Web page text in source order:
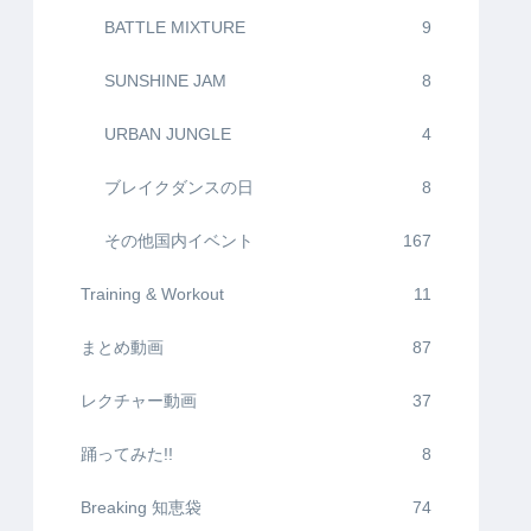
BATTLE MIXTURE 9
SUNSHINE JAM 8
URBAN JUNGLE 4
ブレイクダンスの日 8
その他国内イベント 167
Training & Workout 11
まとめ動画 87
レクチャー動画 37
踊ってみた!! 8
Breaking 知恵袋 74